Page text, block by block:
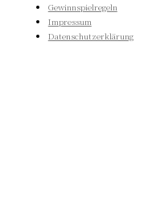
Gewinnspielregeln
Impressum
Datenschutzerklärung